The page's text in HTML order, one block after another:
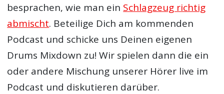
besprachen, wie man ein Schlagzeug richtig
abmischt. Beteilige Dich am kommenden
Podcast und schicke uns Deinen eigenen
Drums Mixdown zu! Wir spielen dann die ein
oder andere Mischung unserer Hörer live im
Podcast und diskutieren darüber.